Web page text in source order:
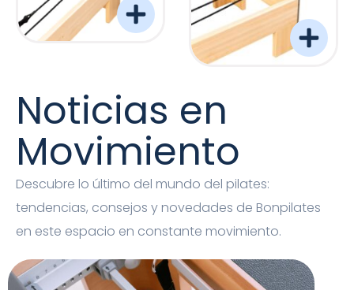
Torre Barreformer Monitor Natural Pro
Noticias en
Movimiento
Descubre lo último del mundo del pilates:
tendencias, consejos y novedades de Bonpilates
en este espacio en constante movimiento.